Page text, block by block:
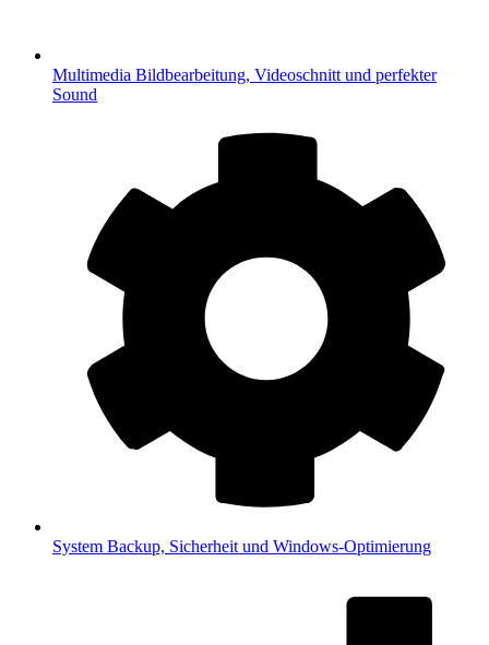
Multimedia Bildbearbeitung, Videoschnitt und perfekter
Sound
System Backup, Sicherheit und Windows-Optimierung